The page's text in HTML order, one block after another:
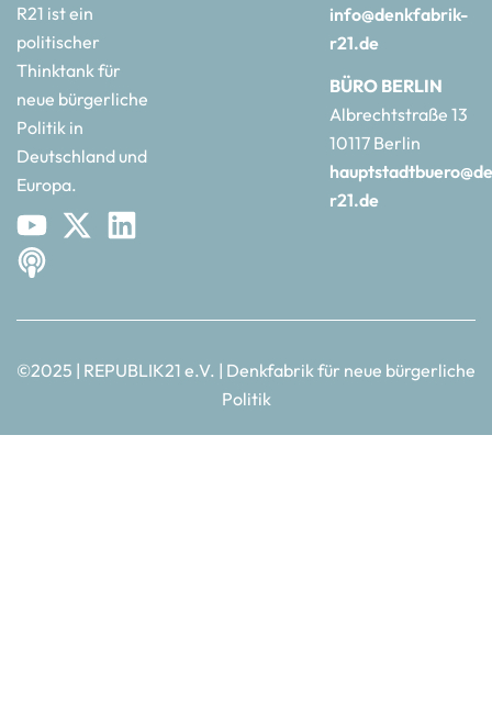
R21 ist ein
politischer
Thinktank für
neue bürgerliche
Politik in
Deutschland und
Europa.
info@denkfabrik-
r21.de
BÜRO BERLIN
Albrechtstraße 13
10117 Berlin
r21.de
©2025 | REPUBLIK21 e.V. | Denkfabrik für neue bürgerliche
Politik